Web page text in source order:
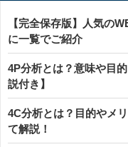
【完全保存版】人気の
に一覧でご紹介
4P分析とは？意味や目
説付き】
4C分析とは？目的やメ
て解説！